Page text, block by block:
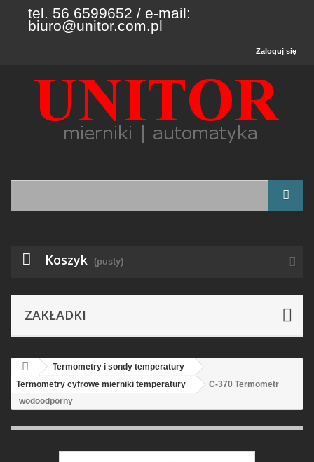
tel. 56 6599652 / e-mail:
biuro@unitor.com.pl
Zaloguj się
Koszyk (pusty)
ZAKŁADKI
Termometry i sondy temperatury
Termometry cyfrowe mierniki temperatury
C-370 Termometr
wodoodporny